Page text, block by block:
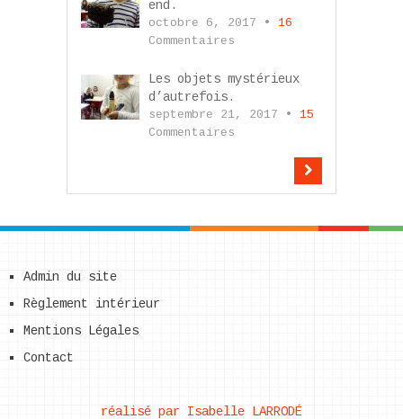
end.
octobre 6, 2017 • 16
Commentaires
Les objets mystérieux
d’autrefois.
septembre 21, 2017 • 15
Commentaires
Admin du site
Règlement intérieur
Mentions Légales
Contact
réalisé par Isabelle LARRODÉ